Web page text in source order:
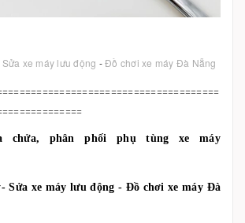
Sửa xe máy lưu động -Đồ chơi xe máy Đà Nẵng
chửa, phân phối phụ tùng xe máy
Sửa xe máy lưu động - Đồ chơi xe máy Đà